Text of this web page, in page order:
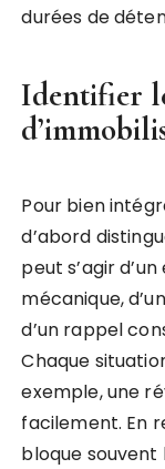
durées de
Identifier
Pour bien
d’abord
peut s’agir
mécanique,
d’un rappel
Chaque
exemple, une
facilement. En
bloque souvent